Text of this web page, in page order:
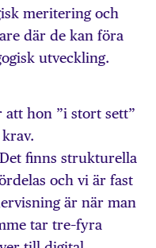
meritering och
där de kan föra
utveckling.
att hon ”i stort sett”
finns strukturella
och vi är fast
är när man
tar tre–fyra